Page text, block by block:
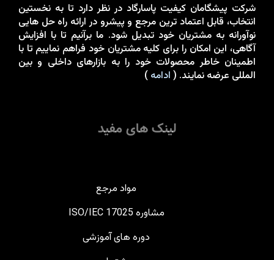
شرکت پيشگامان کيفيت پاسارگاد در نظر دارد تا به نخستين
انتخاب، قابل اعتماد ترين مرجع و پيشرو در ارائه راه حل هايی
نوآورانه به مشتريان خود تبدیل شود. ما برآنيم تا با افزايش
آگاهی، اين امکان را برای کليه مشتريان خود فراهم نماييم تا با
اطمينان خاطر محصولات خود را به بازارهای داخلی و بین
المللی عرضه نمايند. ( ادامه )
لینک های مفید
مواد مرجع
مشاوره ISO/IEC 17025
دوره های آموزشی